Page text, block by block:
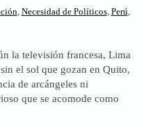
Necesidad de Políticos, Perú
la televisión francesa, Lima
el sol que gozan en Quito,
de arcángeles ni
que se acomode como